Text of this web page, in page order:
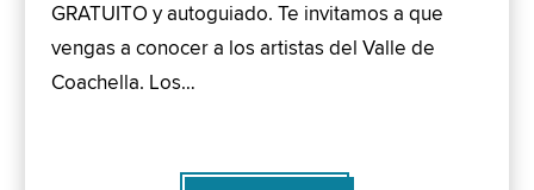
GRATUITO y autoguiado. Te invitamos a que
vengas a conocer a los artistas del Valle de
Coachella. Los…